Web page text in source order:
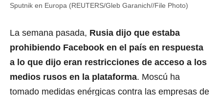
Sputnik en Europa (REUTERS/Gleb Garanich//File Photo)
La semana pasada, Rusia dijo que estaba
prohibiendo Facebook en el país en respuesta
a lo que dijo eran restricciones de acceso a los
medios rusos en la plataforma. Moscú ha
tomado medidas enérgicas contra las empresas de